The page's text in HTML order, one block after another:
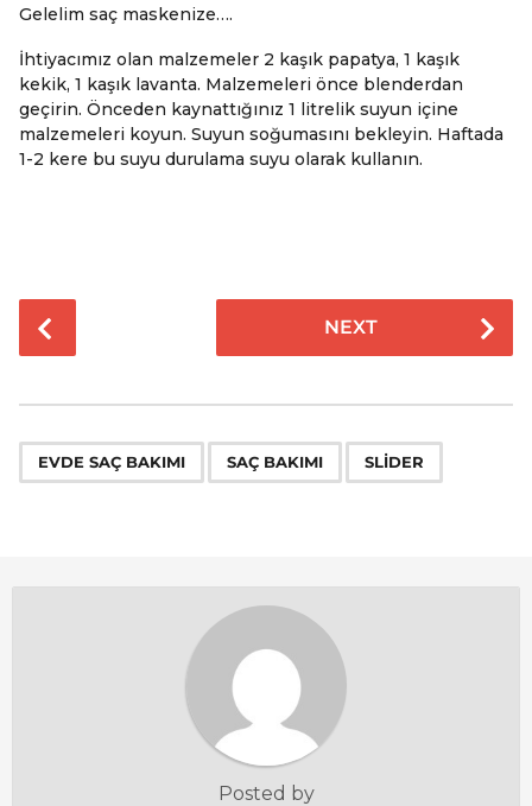
Gelelim saç maskenize….
İhtiyacımız olan malzemeler 2 kaşık papatya, 1 kaşık
kekik, 1 kaşık lavanta. Malzemeleri önce blenderdan
geçirin. Önceden kaynattığınız 1 litrelik suyun içine
malzemeleri koyun. Suyun soğumasını bekleyin. Haftada
1-2 kere bu suyu durulama suyu olarak kullanın.
o
t
P
NEXT
EVDE SAÇ BAKIMI SAÇ BAKIMI SLIDER
Posted by